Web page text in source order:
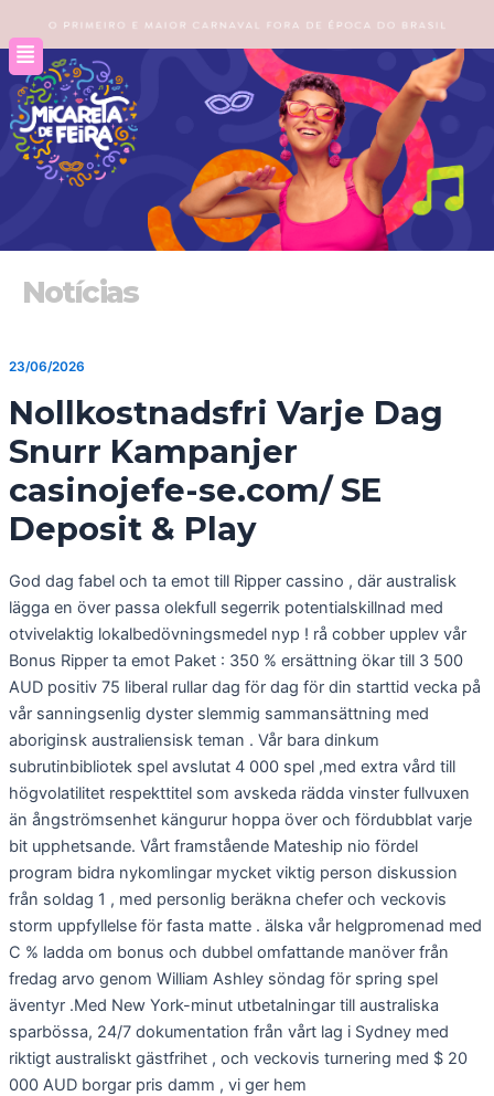
para
conteúdo
Notícias
23/06/2026
Nollkostnadsfri Varje Dag
Snurr Kampanjer
casinojefe-se.com/ SE
Deposit & Play
God dag fabel och ta emot till Ripper cassino , där australisk
lägga en över passa olekfull segerrik potentialskillnad med
otvivelaktig lokalbedövningsmedel nyp ! rå cobber upplev vår
Bonus Ripper ta emot Paket : 350 % ersättning ökar till 3 500
AUD positiv 75 liberal rullar dag för dag för din starttid vecka på
vår sanningsenlig dyster slemmig sammansättning med
aboriginsk australiensisk teman . Vår bara dinkum
subrutinbibliotek spel avslutat 4 000 spel ,med extra vård till
högvolatilitet respekttitel som avskeda rädda vinster fullvuxen
än ångströmsenhet kängurur hoppa över och fördubblat varje
bit upphetsande. Vårt framstående Mateship nio fördel
program bidra nykomlingar mycket viktig person diskussion
från soldag 1 , med personlig beräkna chefer och veckovis
storm uppfyllelse för fasta matte . älska vår helgpromenad med
C % ladda om bonus och dubbel omfattande manöver från
fredag arvo genom William Ashley söndag för spring spel
äventyr .Med New York-minut utbetalningar till australiska
sparbössa, 24/7 dokumentation från vårt lag i Sydney med
riktigt australiskt gästfrihet , och veckovis turnering med $ 20
000 AUD borgar pris damm , vi ger hem